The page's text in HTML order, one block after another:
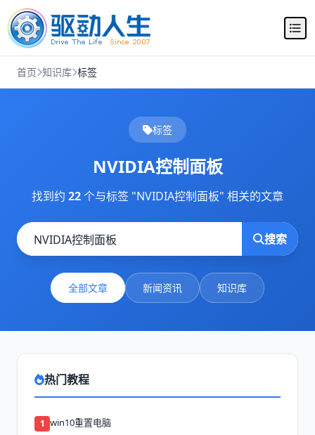
首页 知识库 标签
标签
NVIDIA控制面板
找到约 22个与标签 "NVIDIA控制面板" 相关的文章
搜索
全部文章 新闻资讯 知识库
热门教程
1 win10重置电脑